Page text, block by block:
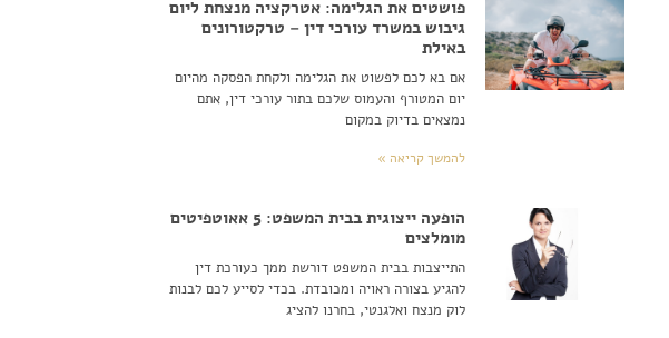
פושטים את הגלימה: אטרקציה מנצחת ליום
גיבוש במשרד עורכי דין – טרקטורונים
באילת
אם בא לכם לפשוט את הגלימה ולקחת הפסקה מהיום
יום המטורף והעמוס שלכם בתור עורכי דין, אתם
נמצאים בדיוק במקום
להמשך קריאה »
הופעה ייצוגית בבית המשפט: 5 אאוטפיטים
מומלצים
התייצבות בבית המשפט דורשת ממך כעורכת דין
להגיע בצורה ראויה ומכובדת. בכדי לסייע לכם לבנות
לוק מנצח ואלגנטי, בחרנו להציג